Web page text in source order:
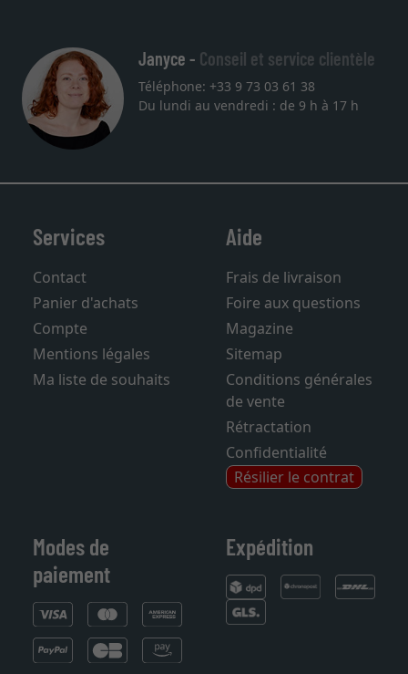
Janyce - Conseil et service clientèle
Téléphone: +33 9 73 03 61 38
Du lundi au vendredi : de 9 h à 17 h
Services
Contact
Panier d'achats
Compte
Mentions légales
Ma liste de souhaits
Aide
Frais de livraison
Foire aux questions
Magazine
Sitemap
Conditions générales
de vente
Rétractation
Confidentialité
Résilier le contrat
Modes de
paiement
Expédition